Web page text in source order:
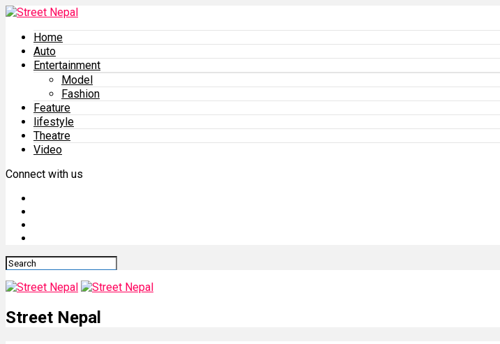
Home
Auto
Entertainment
Model
Fashion
Feature
lifestyle
Theatre
Video
Connect with us
Street Nepal